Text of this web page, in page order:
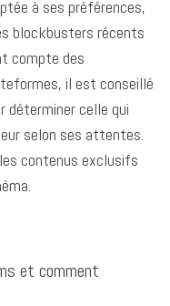
à ses préférences,
blockbusters récents
compte des
il est conseillé
déterminer celle qui
selon ses attentes.
contenus exclusifs
et comment